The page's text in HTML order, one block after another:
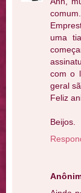
comum.
uma
com o
geral
Feliz
Beijos.